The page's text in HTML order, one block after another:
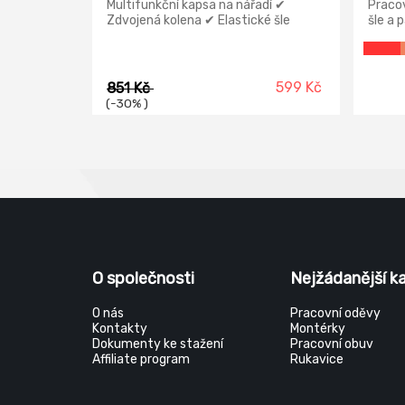
Multifunkční kapsa na nářadí ✔
Zdvojená kolena ✔ Elastické šle
851 Kč
(-30% )
599 Kč
šle a
v
O společnosti
O nás
Kontakty
Dokumenty ke stažení
Affiliate program
Nejžádanější
Pracovní oděvy
Montérky
Pracovní obuv
Rukavice